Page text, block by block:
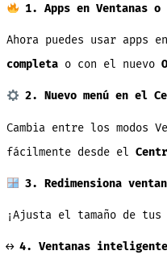
1. Apps en Ventanas
Ahora puedes usar apps en
completao con el nuevo
2. Nuevo menú en el
Cambia entre los modos
fácilmente desde el
3. Redimensiona
¡Ajusta el tamaño de tus
↔️ 4. Ventanas